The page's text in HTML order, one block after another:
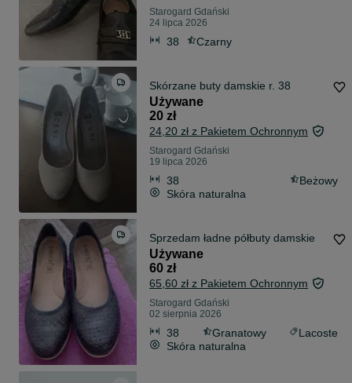
Starogard Gdański
24 lipca 2026
38 Czarny
Skórzane buty damskie r. 38
Używane
20 zł
24,20 zł z Pakietem Ochronnym
Starogard Gdański
19 lipca 2026
38
Beżowy
Skóra naturalna
Sprzedam ładne półbuty damskie
Używane
60 zł
65,60 zł z Pakietem Ochronnym
Starogard Gdański
02 sierpnia 2026
38 Granatowy
Lacoste
Skóra naturalna